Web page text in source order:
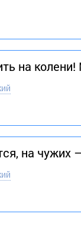
на
на чужих